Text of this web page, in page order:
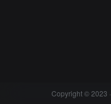
Copyright © 2023 ·